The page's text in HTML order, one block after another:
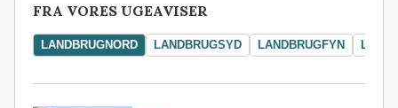
FRA VORES UGEAVISER
LANDBRUGNORD LANDBRUGSYD LANDBRUGFYN